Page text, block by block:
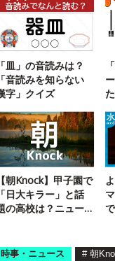
「皿」の音読みは？
「音読みを知らない
字」クイズ
【朝Knock】甲子園で
「日大キラー」と話
の高校は？ニュー
時事・ニュース # 朝